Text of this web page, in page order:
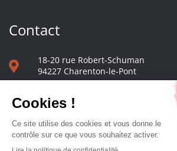
Contact
18-20 rue Robert-Schuman
94227 Charenton-le-Pont